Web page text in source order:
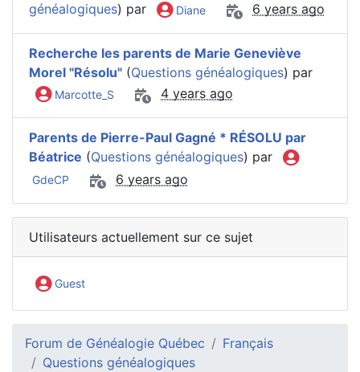
généalogiques) par Diane 6 years ago
Recherche les parents de Marie Geneviève
Morel "Résolu" (Questions généalogiques) par
Marcotte_S 4 years ago
Parents de Pierre-Paul Gagné * RÉSOLU par
Béatrice (Questions généalogiques) par
GdeCP 6 years ago
Utilisateurs actuellement sur ce sujet
Guest
Forum de Généalogie Québec
Français
Questions généalogiques